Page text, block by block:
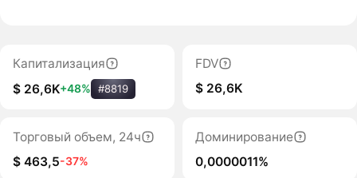
Капитализация
$ 26,6K+48% #8819
FDV
$ 26,6K
Торговый объем, 24ч
$ 463,5-37%
Доминирование
0,0000011%